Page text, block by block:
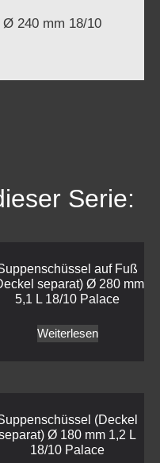
240 mm 18/10
Serie:
auf Fuß
separat) Ø 280 mm
5,1 L 18/10 Palace
Weiterlesen
(Deckel
Ø 180 mm 1,2 L
18/10 Palace